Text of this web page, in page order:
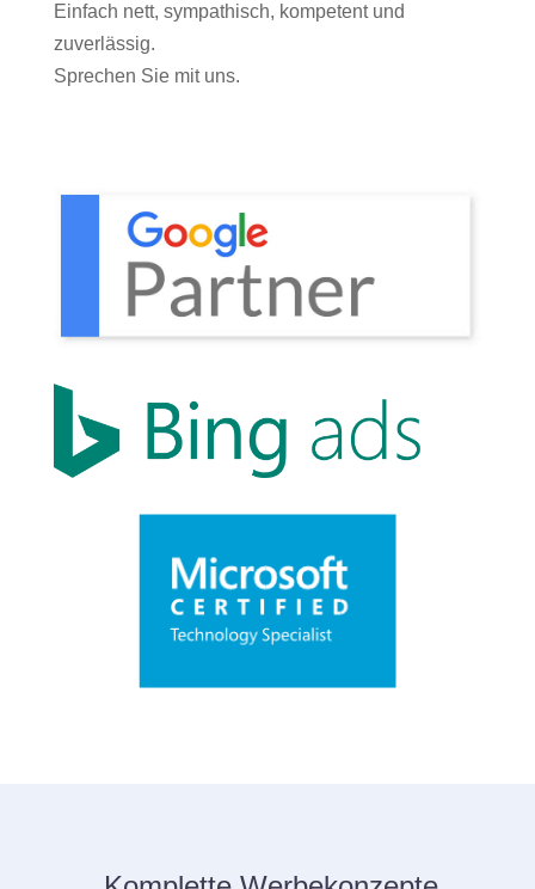
Einfach nett, sympathisch, kompetent und
zuverlässig.
Sprechen Sie mit uns.